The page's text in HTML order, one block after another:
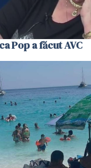
Pop a făcut AVC